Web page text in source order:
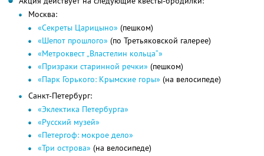
Москва:
«Секреты Царицыно» (пешком)
«Шепот прошлого» (по Третьяковской галерее)
«Метроквест „Властелин кольца“»
«Призраки старинной речки» (пешком)
«Парк Горького: Крымские горы» (на велосипеде)
Санкт-Петербург:
«Эклектика Петербурга»
«Русский музей»
«Петергоф: мокрое дело»
«Три острова» (на велосипеде)